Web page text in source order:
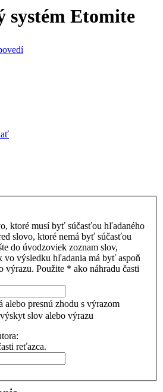
systém Etomite
ktoré musí byť súčasťou hľadaného
slovo, ktoré nemá byť súčasťou
do úvodzoviek zoznam slov,
vo výsledku hľadania má byť aspoň
výrazu. Použite * ako náhradu časti
presnú zhodu s výrazom
slov alebo výrazu
reťazca.